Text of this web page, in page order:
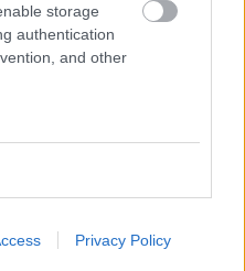
storage
authentication
and other
Privacy Policy